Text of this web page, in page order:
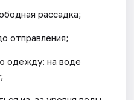
рассадка;
отправления;
одежду: на воде